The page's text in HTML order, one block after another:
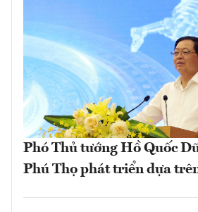
Phó Thủ tướng Hồ Quốc
Phú Thọ phát triển dựa